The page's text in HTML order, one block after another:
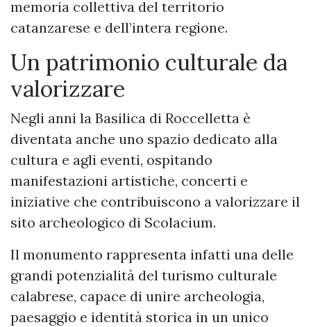
memoria collettiva del territorio
catanzarese e dell’intera regione.
Un patrimonio culturale da
valorizzare
Negli anni la Basilica di Roccelletta è
diventata anche uno spazio dedicato alla
cultura e agli eventi, ospitando
manifestazioni artistiche, concerti e
iniziative che contribuiscono a valorizzare il
sito archeologico di Scolacium.
Il monumento rappresenta infatti una delle
grandi potenzialità del turismo culturale
calabrese, capace di unire archeologia,
paesaggio e identità storica in un unico